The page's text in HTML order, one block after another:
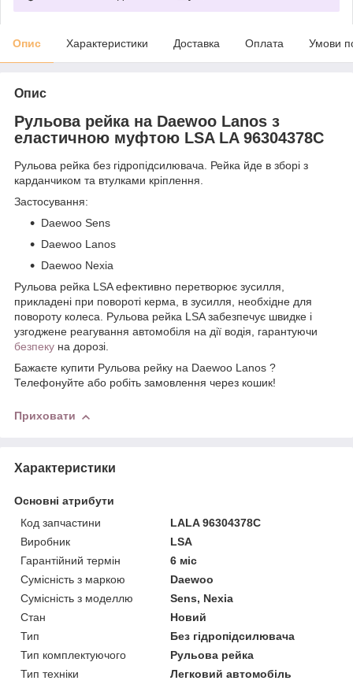
Опис Характеристики Доставка Оплата Умови
Опис
Рульова рейка на Daewoo Lanos з
еластичною муфтою LSA LA 96304378C
Рульова рейка без гідропідсилювача. Рейка йде в зборі з
карданчиком та втулками кріплення.
Застосування:
Daewoo Sens
Daewoo Lanos
Daewoo Nexia
Рульова рейка LSA ефективно перетворює зусилля,
прикладені при повороті керма, в зусилля, необхідне для
повороту колеса. Рульова рейка LSA забезпечує швидке і
узгоджене реагування автомобіля на дії водія, гарантуючи
безпеку на дорозі.
Бажаєте купити Рульова рейку на Daewoo Lanos ?
Телефонуйте або робіть замовлення через кошик!
Приховати
Характеристики
Основні атрибути
Код запчастини
LALA 96304378C
Виробник
LSA
Гарантійний термін
6 міс
Сумісність з маркою
Daewoo
Сумісність з моделлю
Sens, Nexia
Стан
Новий
Тип
Без гідропідсилювача
Тип комплектуючого
Рульова рейка
Тип техніки
Легковий автомобіль